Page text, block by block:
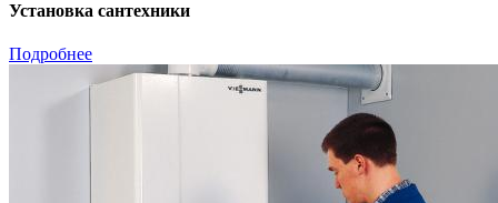
Установка сантехники
Подробнее